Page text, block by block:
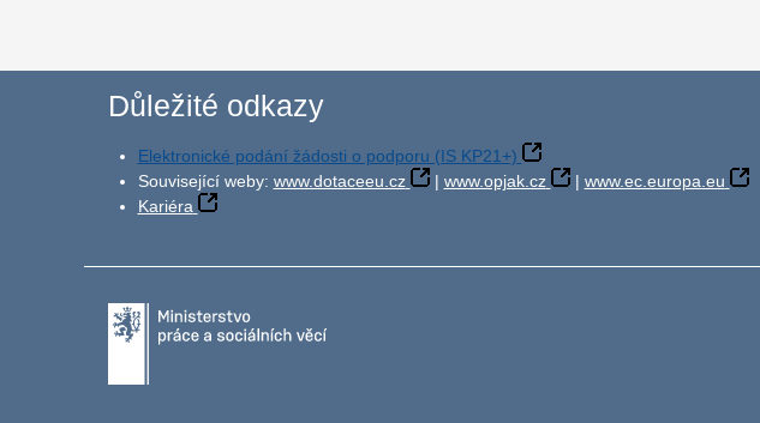
Důležité odkazy
Elektronické podání žádosti o podporu (IS KP21+)
Související weby: www.dotaceeu.cz | www.opjak.cz | www.ec.europa.eu
Kariéra